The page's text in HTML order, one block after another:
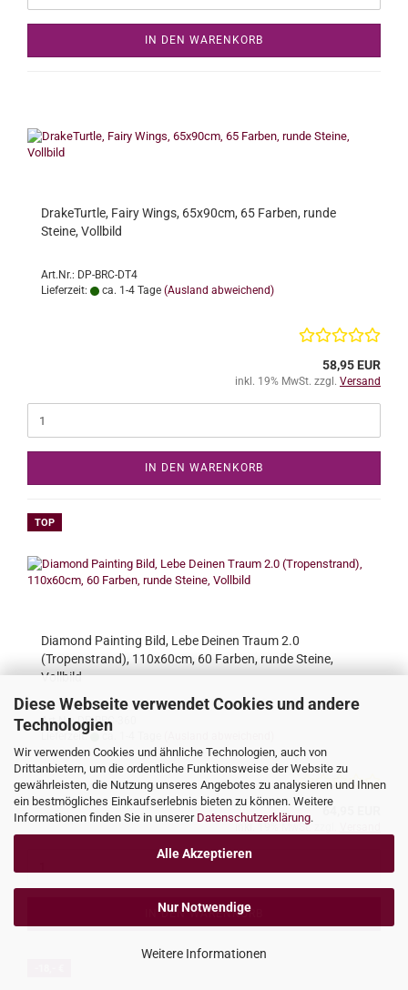
Diese Webseite verwendet Cookies und andere
Technologien
Wir verwenden Cookies und ähnliche Technologien, auch von
Drittanbietern, um die ordentliche Funktionsweise der Website zu
gewährleisten, die Nutzung unseres Angebotes zu analysieren und Ihnen
ein bestmögliches Einkaufserlebnis bieten zu können. Weitere
Informationen finden Sie in unserer Datenschutzerklärung.
Alle Akzeptieren
Nur Notwendige
Weitere Informationen
IN DEN WARENKORB
DrakeTurtle, Fairy Wings, 65x90cm, 65 Farben, runde
Steine, Vollbild
Art.Nr.: DP-BRC-DT4
Lieferzeit:
ca. 1-4 Tage (Ausland abweichend)
58,95 EUR
inkl. 19% MwSt. zzgl. Versand
IN DEN WARENKORB
TOP
Diamond Painting Bild, Lebe Deinen Traum 2.0
(Tropenstrand), 110x60cm, 60 Farben, runde Steine,
Vollbild
Art.Nr.: DP-BRC-360
Lieferzeit:
inkl. 19% MwSt. zzgl.
IN DEN WARENKORB